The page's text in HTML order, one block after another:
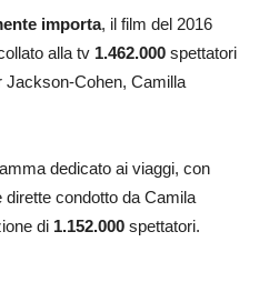
importa, il film del 2016
alla tv 1.462.000 spettatori
Jackson-Cohen, Camilla
dedicato ai viaggi, con
condotto da Camila
di 1.152.000 spettatori.